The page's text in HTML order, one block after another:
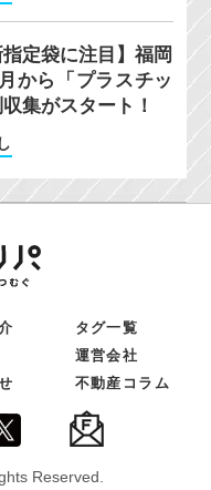
指定袋に注目】福岡
から「プラスチッ
集がスタート！
タグ一覧
運営会社
不動産コラム
Reserved.